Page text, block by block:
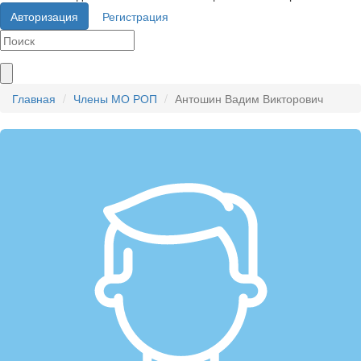
Авторизация
Регистрация
Главная Члены МО РОП Антошин Вадим Викторович